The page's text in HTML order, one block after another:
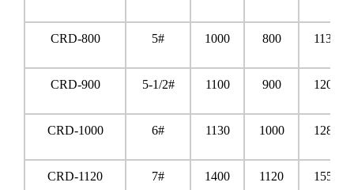
CRD-800 5# 1000 800 1130
CRD-900 5-1/2# 1100 900 1200
CRD-1000 6# 1130 1000 1280
CRD-1120 7# 1400 1120 1550